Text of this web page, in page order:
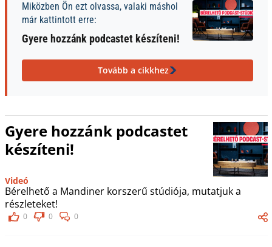
Miközben Ön ezt olvassa, valaki máshol
már kattintott erre:
Gyere hozzánk podcastet készíteni!
Tovább a cikkhez
Gyere hozzánk podcastet
készíteni!
Videó
Bérelhető a Mandiner korszerű stúdiója, mutatjuk a
részleteket!
0 0 0